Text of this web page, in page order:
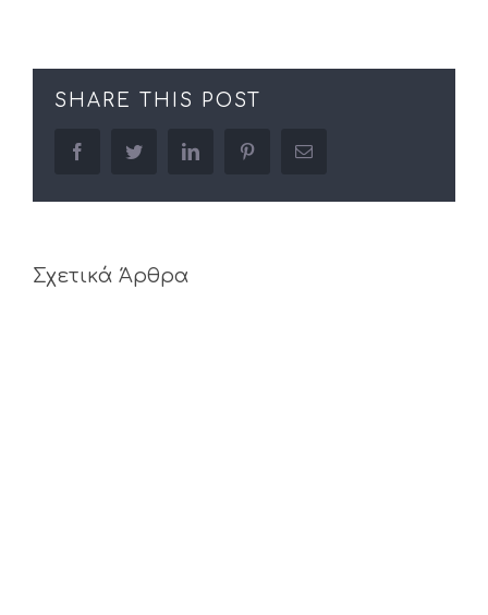
SHARE THIS POST
facebooktwitter linkedin pinterestEmail
Σχετικά Άρθρα